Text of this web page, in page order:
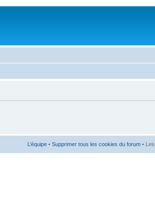
L’équipe • Supprimer tous les cookies du forum •